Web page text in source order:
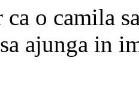
ca o camila
ajunga in